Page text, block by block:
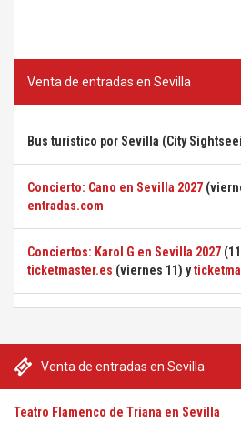
Venta de entradas en Sevilla
Teatro Flamenco de Triana en Sevilla
Venta de entradas en Sevilla
Bus turístico por Sevilla (City
Concierto: Cano en Sevilla 2027
entradas.com
Conciertos: Karol G en Sevilla 2027
ticketmaster.es (viernes 11) y